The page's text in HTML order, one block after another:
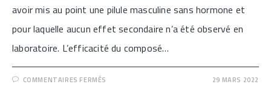
avoir mis au point une pilule masculine sans hormone et
pour laquelle aucun effet secondaire n’a été observé en
laboratoire. L’efficacité du composé…
COMMENTAIRES FERMÉS 29 MARS 2022